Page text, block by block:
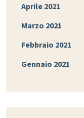
Aprile 2021
Marzo 2021
Febbraio 2021
Gennaio 2021